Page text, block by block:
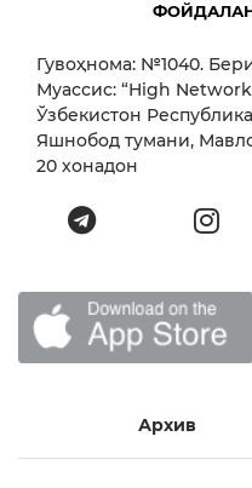
Гувоҳнома: №1040.
Муассис: “High
Ўзбекистон
Яшнобод тумани,
20 хонадон
Архив